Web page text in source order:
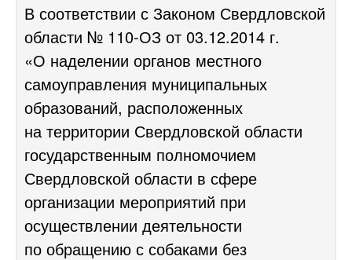
В соответствии с Законом Свердловской
области № 110-ОЗ от 03.12.2014 г.
«О наделении органов местного
самоуправления муниципальных
образований, расположенных
на территории Свердловской области
государственным полномочием
Свердловской области в сфере
организации мероприятий при
осуществлении деятельности
по обращению с собаками без